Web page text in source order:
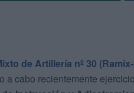
de Artillería nº 30
a cabo recientemente